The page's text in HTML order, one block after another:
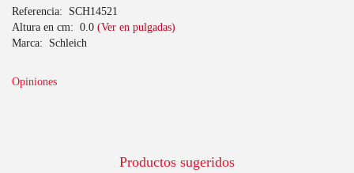
Referencia: SCH14521
Altura en cm: 0.0 (Ver en pulgadas)
Marca: Schleich
Opiniones
Productos sugeridos